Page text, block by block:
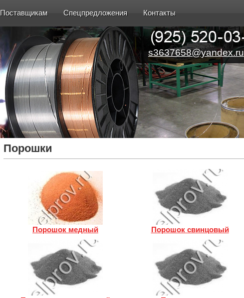
Поставщикам Спецпредложения Контакты
s3637658@yandex.ru
Порошки
Порошок медный Порошок свинцовый